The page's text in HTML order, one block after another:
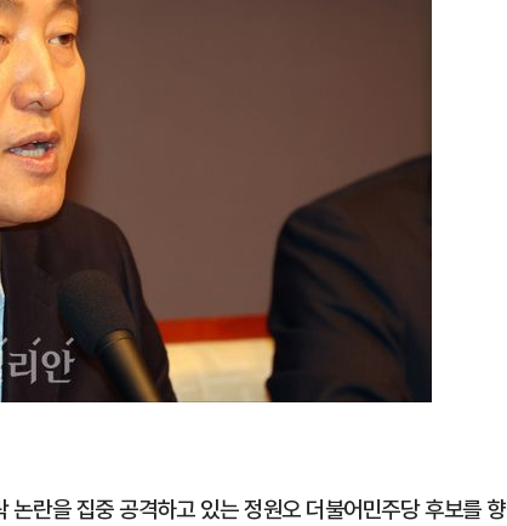
란을 집중 공격하고 있는 정원오 더불어민주당 후보를 향